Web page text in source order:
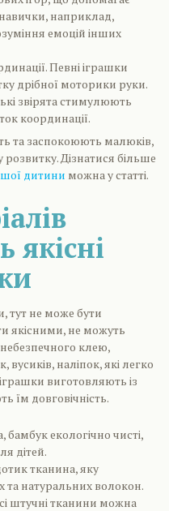
наприклад,
емоцій інших
Певні іграшки
дрібної моторики руки.
звірята стимулюють
координації.
та заспокоюють малюків,
Дізнатися більше
дитини можна у статті.
якісні
тут не може бути
якісними, не можуть
клею,
вусиків, наліпок, які легко
виготовляють із
їм довговічність.
бамбук екологічно чисті,
дітей.
тканина, яку
та натуральних волокон.
штучні тканини можна